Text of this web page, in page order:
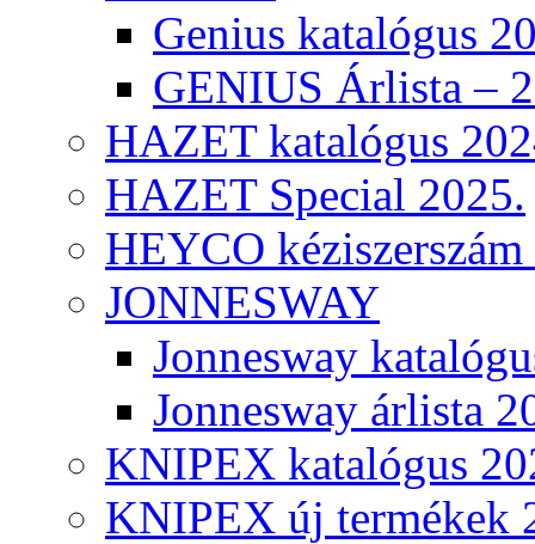
Genius katalógus
GENIUS Árlista –
HAZET katalógus
HAZET Special 2025.
HEYCO
JONNESWAY
Jonnesway
Jonnesway árlista
KNIPEX katalógus
KNIPEX új termékek